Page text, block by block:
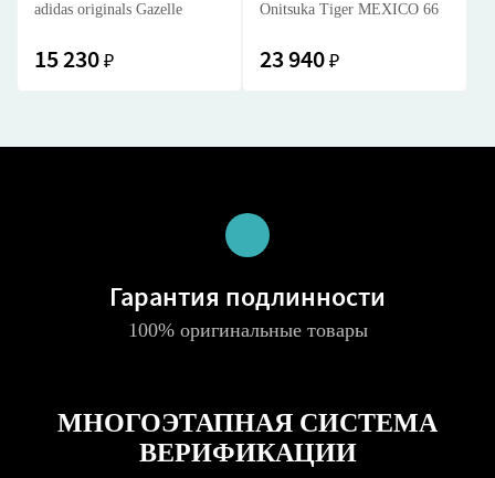
adidas originals Gazelle
15 230 ₽
Onitsuka Tiger MEXICO 66
23 940 ₽
Гарантия подлинности
100% оригинальные товары
МНОГОЭТАПНАЯ СИСТЕМА
ВЕРИФИКАЦИИ